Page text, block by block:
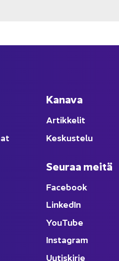
Ka­na­va
Ar­tik­ke­lit
Kes­kus­te­lu
Seu­raa meitä
Face­book
Lin­ke­dIn
YouTube
Ins­ta­gram
Uu­tis­kir­je